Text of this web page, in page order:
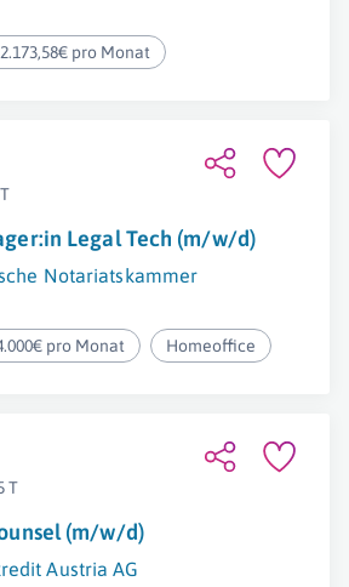
pro Monat
Legal Tech (m/w/d)
Notariatskammer
pro Monat Homeoffice
T
(m/w/d)
Austria AG